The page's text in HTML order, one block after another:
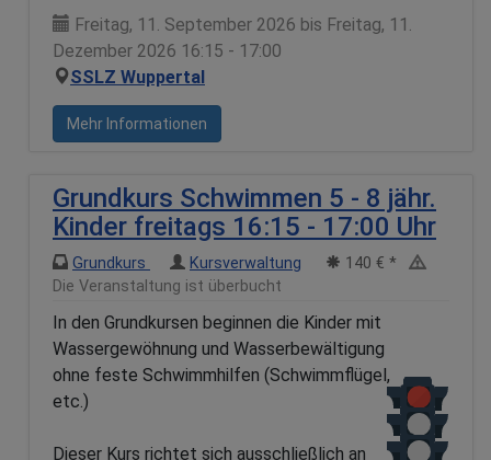
Freitag, 11. September 2026 bis Freitag, 11.
Dezember 2026 16:15 - 17:00
SSLZ Wuppertal
Mehr Informationen
Grundkurs Schwimmen 5 - 8 jähr.
Kinder freitags 16:15 - 17:00 Uhr
Grundkurs Kursverwaltung
140 € *
Die Veranstaltung ist überbucht
In den Grundkursen beginnen die Kinder mit
Wassergewöhnung und Wasserbewältigung
ohne feste Schwimmhilfen (Schwimmflügel,
etc.)
Dieser Kurs richtet sich ausschließlich an